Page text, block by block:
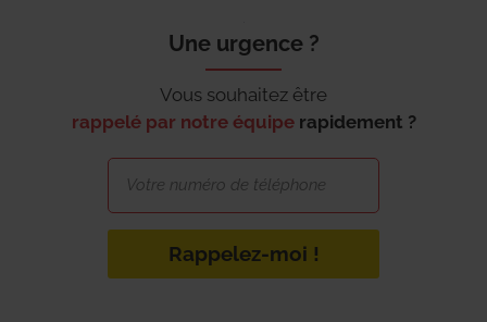
Une urgence ?
Vous souhaitez être
rappelé par notre équipe rapidement ?
Rappelez-moi !